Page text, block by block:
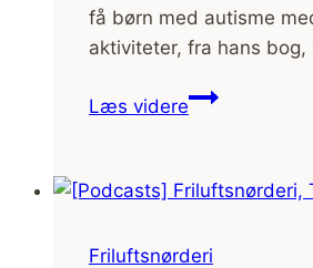
få børn med autisme
aktiviteter, fra hans
Læs videre[Podcasts]
for
med
Friluftsnørderi